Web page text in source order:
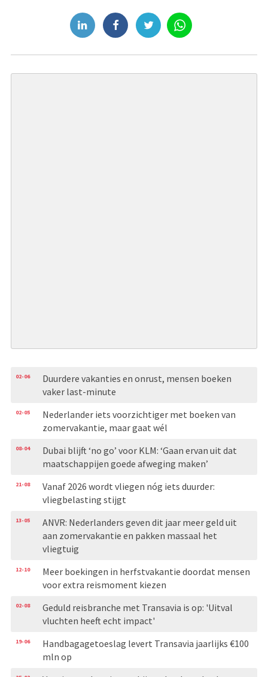
02-06
Duurdere vakanties en onrust, mensen boeken
vaker last-minute
02-05
Nederlander iets voorzichtiger met boeken van
zomervakantie, maar gaat wél
08-04
Dubai blijft ‘no go’ voor KLM: ‘Gaan ervan uit dat
maatschappijen goede afweging maken’
21-08
Vanaf 2026 wordt vliegen nóg iets duurder:
vliegbelasting stijgt
13-05
ANVR: Nederlanders geven dit jaar meer geld uit
aan zomervakantie en pakken massaal het
vliegtuig
12-10
Meer boekingen in herfstvakantie doordat mensen
voor extra reismoment kiezen
02-08
Geduld reisbranche met Transavia is op: 'Uitval
vluchten heeft echt impact'
19-06
Handbagagetoeslag levert Transavia jaarlijks €100
mln op